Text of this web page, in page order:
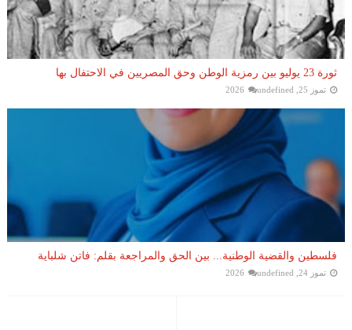
ثورة 23 يوليو بين رمزية الوطن وحق المصريين في الاحتفال بها
تموز 25, 2026 undefined
فلسطين والقضية الوطنية... بين الحق والمراجعة بقلم: فاتن شلباية
تموز 24, 2026 undefined